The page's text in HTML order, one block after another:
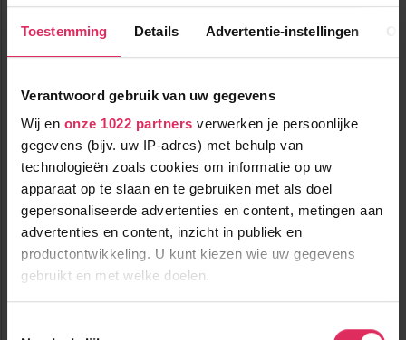
Toestemming Details Advertentie-instellingen
Verantwoord gebruik van uw gegevens
Wij en onze 1022 partners verwerken je persoonlijke
gegevens (bijv. uw IP-adres) met behulp van
technologieën zoals cookies om informatie op uw
apparaat op te slaan en te gebruiken met als doel
gepersonaliseerde advertenties en content, metingen aan
advertenties en content, inzicht in publiek en
productontwikkeling. U kunt kiezen wie uw gegevens
gebruikt en met welke doelen.
Knus pension, gelegen in het hart van Kirchberg.
vanaf
574
incl. skipas
0m tot centrum
1200m tot skilift
1200m tot piste
logies & ontbijt